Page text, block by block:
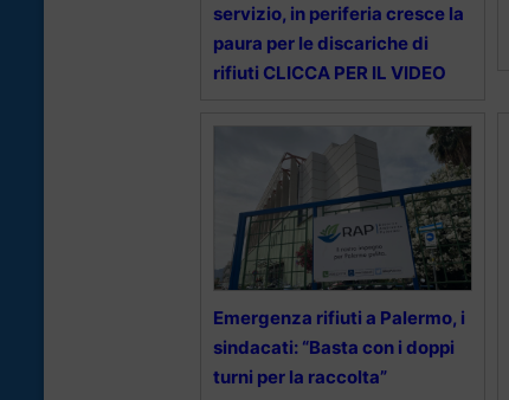
servizio, in periferia cresce la
paura per le discariche di
rifiuti CLICCA PER IL VIDEO
Emergenza rifiuti a Palermo, i
sindacati: “Basta con i doppi
turni per la raccolta”